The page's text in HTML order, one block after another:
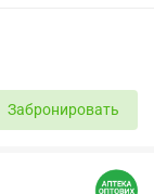
Забронировать